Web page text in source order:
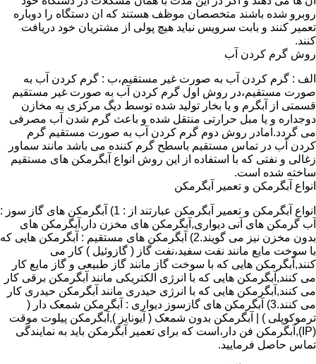
روبرو شده باشند متخصصان موظف هستند که ان دستگاه را دوباره
تعمیر کنند و بابت سرویس نباید هیچ پولی از مشتریان خود دریافت
کنند.
روش گرم کردن آب
الف : گرم کردن آب به صورت غیر مستقیم،ب : گرم کردن آب به
صورت مستقیم،در روش اول گرم کردن آب به صورت غیر مستقیم
قسمتی از آبگرم و یا بخار تولید شده توسط دیگ مرکزی به مخازن
دوجداره و یا مبل حرارتی منتقل شده و باعث گرم شدن آب مصرفی
می گردد.امادر روش دوم گرم کردن آب به صورت مستقیم گرم
کردن آب در تماس مستقیم باسطح گرم کننده می باشد مانند سماور
زغالی و نفتی که با استفاده از این روش انواع آبگرمکن های مستقیم
ساخته شده است.
انواع آبگرمکن و تعمیر آبگرمکن
انواع آبگرمکن و تعمیر آبگرمکن عبارتند از : 1) آبگرمکن های گاز سوز :
آب گرمکن های آنی دیواری,آبگرمکن های مخزن دار,آبگرمکن های
بدون مخزن نیز می گویند.2) آبگرمکن های مستقیم : آبگرمکن هایی که
با سوخت مایع مانند نفت سفید،نفت گاز ( گازوئیل ) کار می
کنند,آبگرمکن هایی که با سوخت گاز مانند گاز طبیعی و گاز مایع کار
می کنند,آبگرمکن هایی که با انرژی الکتریکی مانند آبگرمکن برقی کار
می کنند,آبگرمکن هایی که با انرژی حیدری مانند آبگرمکن حیدری کار
می کنند.3) آبگرمکن های گازسوز دیواری : آبگرمکن شمعک دار (
ترموکوپلی ) | آبگرمکن بدون شمعک ( آیونایز ),آبگرمکن پیلوت موقت
(IP),آبگرمکن فن دار،است که برای تعمیر آبگرمکن باید به نمایندگی
تماس حاصل فرمایید.